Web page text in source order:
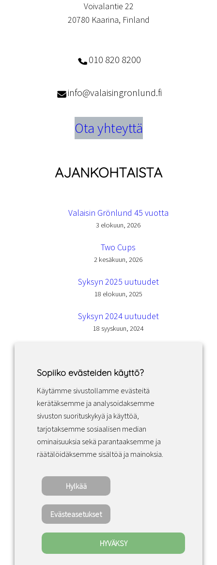
Voivalantie 22
20780 Kaarina, Finland
010 820 8200
info@valaisingronlund.fi
Ota yhteyttä
AJANKOHTAISTA
Valaisin Grönlund 45 vuotta
3 elokuun, 2026
Two Cups
2 kesäkuun, 2026
Syksyn 2025 uutuudet
18 elokuun, 2025
Syksyn 2024 uutuudet
18 syyskuun, 2024
Facebook Instagram LinkedIn
Sopimusehdot
Copyright ©2022 · Valaisin Grönlund – All
Rights Reserved
Sopiiko evästeiden käyttö?
Käytämme sivustollamme evästeitä
kerätäksemme ja analysoidaksemme
sivuston suorituskykyä ja käyttöä,
tarjotaksemme sosiaalisen median
ominaisuuksia sekä parantaaksemme ja
räätälöidäksemme sisältöä ja mainoksia.
Hylkää
Evästeasetukset
HYVÄKSY